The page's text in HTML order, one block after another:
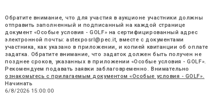
Обратите внимание, что для участия в аукционе участники должны
отправить заполненный и подписанный на каждой странице
документ «Особые условия - GOLF» на сертифицированный адрес
электронной почты: astexposrl@pec.it, вместе с документами
участника, как указано в приложении, и копией квитанции об оплате
задатка. Обратите внимание, что задаток должен быть получен не
позднее сроков, указанных в приложении «Особые условия - GOLF».
Рекомендуем подавать заявки заблаговременно. Внимательно
ознакомьтесь с прилагаемым документом «Особые условия - GOLF».
Начинать
6/8/2026 15:00:00